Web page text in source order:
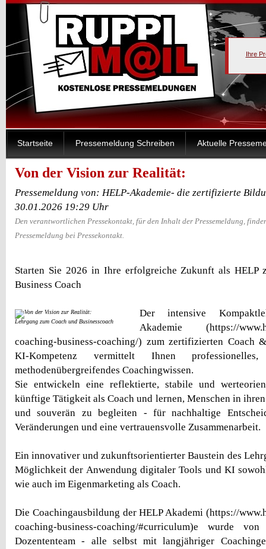
Ihre
Startseite Pressemeldung Schreiben Aktuelle
Von der Vision zur Realität:
Pressemeldung von: HELP-Akademie- die zertifizierte
30.01.2026 19:29 Uhr
Den verantwortlichen Pressekontakt, für den Inhalt der Pressemeldung,
Pressemeldung bei Pressekontakt.
Starten Sie 2026 in Ihre erfolgreiche Zukunft als HELP
Business Coach
Lehrgang zum Coach und Businesscoach
Der intensive
Akademie (https://
coaching-business-coaching/) zum zertifizierten Coach
KI-Kompetenz vermittelt Ihnen
methodenübergreifendes Coachingwissen.
Sie entwickeln eine reflektierte, stabile und
künftige Tätigkeit als Coach und lernen, Menschen in
und souverän zu begleiten - für nachhaltige
Veränderungen und eine vertrauensvolle Zusammenarbeit.
Ein innovativer und zukunftsorientierter Baustein des
Möglichkeit der Anwendung digitaler Tools und KI
wie auch im Eigenmarketing als Coach.
Die Coachingausbildung der HELP Akademi (https://
coaching-business-coaching/#curriculum)e wurde
Dozententeam - alle selbst mit langjähriger